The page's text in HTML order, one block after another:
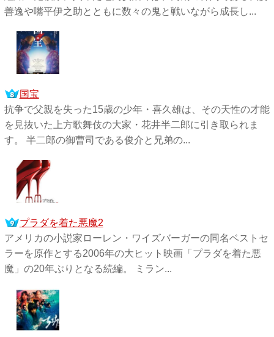
善逸や嘴平伊之助とともに数々の鬼と戦いながら成長し...
国宝
抗争で父親を失った15歳の少年・喜久雄は、その天性の才能
を見抜いた上方歌舞伎の大家・花井半二郎に引き取られま
す。 半二郎の御曹司である俊介と兄弟の...
プラダを着た悪魔2
アメリカの小説家ローレン・ワイズバーガーの同名ベストセ
ラーを原作とする2006年の大ヒット映画「プラダを着た悪
魔」の20年ぶりとなる続編。 ミラン...